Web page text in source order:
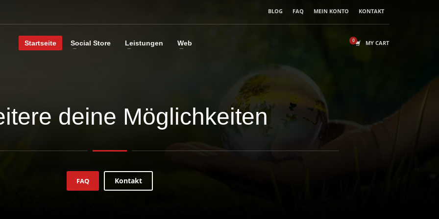
BLOG FAQ MEIN KONTO KONTAKT
Startseite Social Store Leistungen Web MY CART
deine Möglichkeiten
FAQ Kontakt